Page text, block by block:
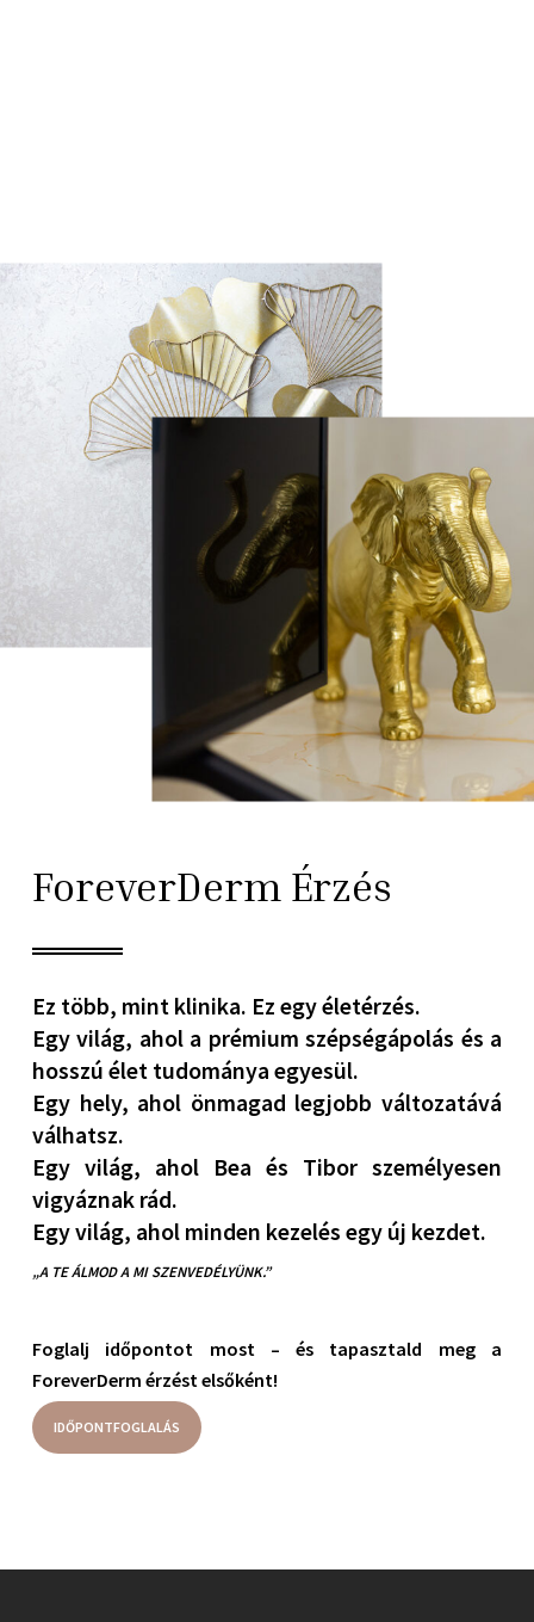
ForeverDerm Érzés
Ez több, mint klinika. Ez egy életérzés.
Egy világ, ahol a prémium szépségápolás és a
hosszú élet tudománya egyesül.
Egy hely, ahol önmagad legjobb változatává
válhatsz.
Egy világ, ahol Bea és Tibor személyesen
vigyáznak rád.
Egy világ, ahol minden kezelés egy új kezdet.
„A TE ÁLMOD A MI SZENVEDÉLYÜNK.”
Foglalj időpontot most – és tapasztald meg a
ForeverDerm érzést elsőként!
IDŐPONTFOGLALÁS